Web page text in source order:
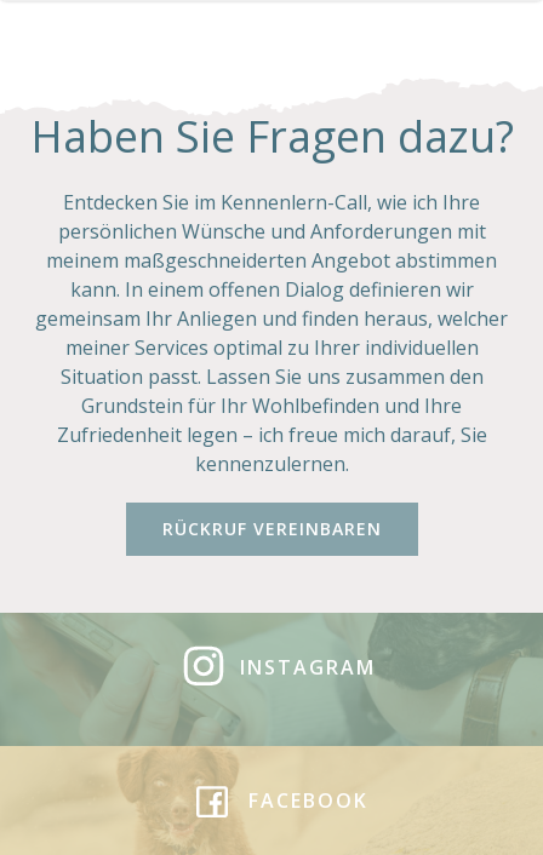
Haben Sie Fragen dazu?
Entdecken Sie im Kennenlern-Call, wie ich Ihre
persönlichen Wünsche und Anforderungen mit
meinem maßgeschneiderten Angebot abstimmen
kann. In einem offenen Dialog definieren wir
gemeinsam Ihr Anliegen und finden heraus, welcher
meiner Services optimal zu Ihrer individuellen
Situation passt. Lassen Sie uns zusammen den
Grundstein für Ihr Wohlbefinden und Ihre
Zufriedenheit legen – ich freue mich darauf, Sie
kennenzulernen.
RÜCKRUF VEREINBAREN
INSTAGRAM
FACEBOOK